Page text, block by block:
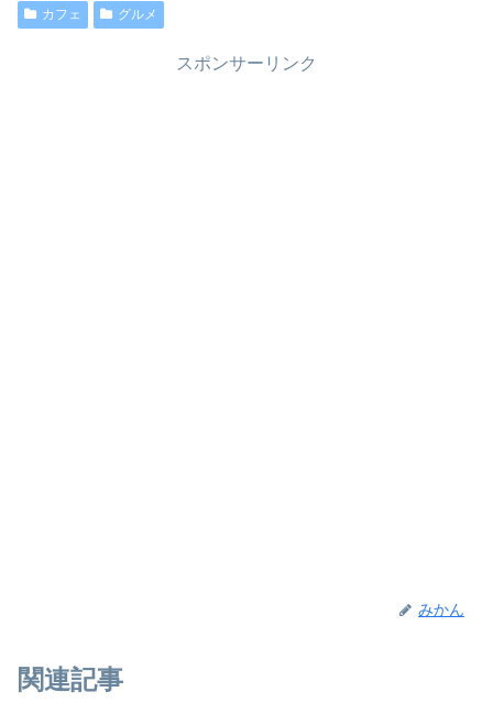
カフェ グルメ
スポンサーリンク
みかん
関連記事